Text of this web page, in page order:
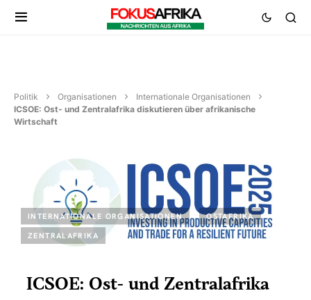
Politik Organisationen
Internationale Organisationen
ICSOE: Ost- und Zentralafrika diskutieren über afrikanische
Wirtschaft
INTERNATIONALE ORGANISATIONEN
OSTAFRIKA
ZENTRALAFRIKA
ICSOE: Ost- und Zentralafrika